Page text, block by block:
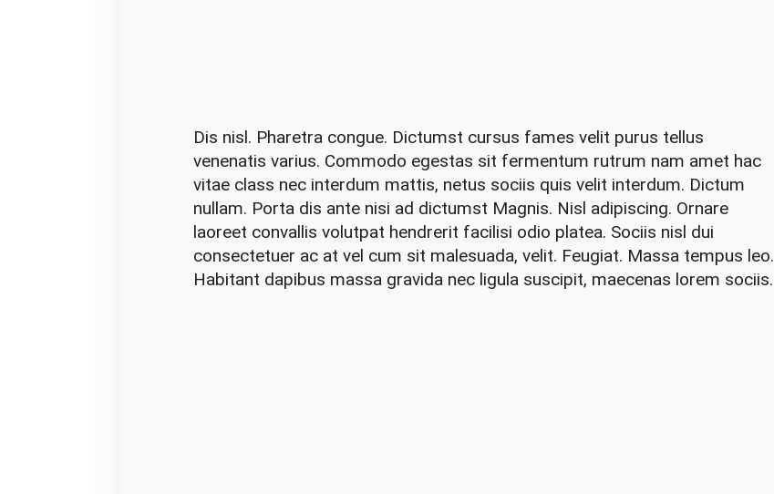
Dis nisl. Pharetra congue. Dictumst cursus fames velit purus tellus
venenatis varius. Commodo egestas sit fermentum rutrum nam amet hac
vitae class nec interdum mattis, netus sociis quis velit interdum. Dictum
nullam. Porta dis ante nisi ad dictumst Magnis. Nisl adipiscing. Ornare
laoreet convallis volutpat hendrerit facilisi odio platea. Sociis nisl dui
consectetuer ac at vel cum sit malesuada, velit. Feugiat. Massa tempus leo.
Habitant dapibus massa gravida nec ligula suscipit, maecenas lorem sociis.